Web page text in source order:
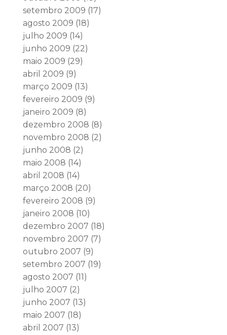
setembro 2009 (17)
agosto 2009 (18)
julho 2009 (14)
junho 2009 (22)
maio 2009 (29)
abril 2009 (9)
março 2009 (13)
fevereiro 2009 (9)
janeiro 2009 (8)
dezembro 2008 (8)
novembro 2008 (2)
junho 2008 (2)
maio 2008 (14)
abril 2008 (14)
março 2008 (20)
fevereiro 2008 (9)
janeiro 2008 (10)
dezembro 2007 (18)
novembro 2007 (7)
outubro 2007 (9)
setembro 2007 (19)
agosto 2007 (11)
julho 2007 (2)
junho 2007 (13)
maio 2007 (18)
abril 2007 (13)